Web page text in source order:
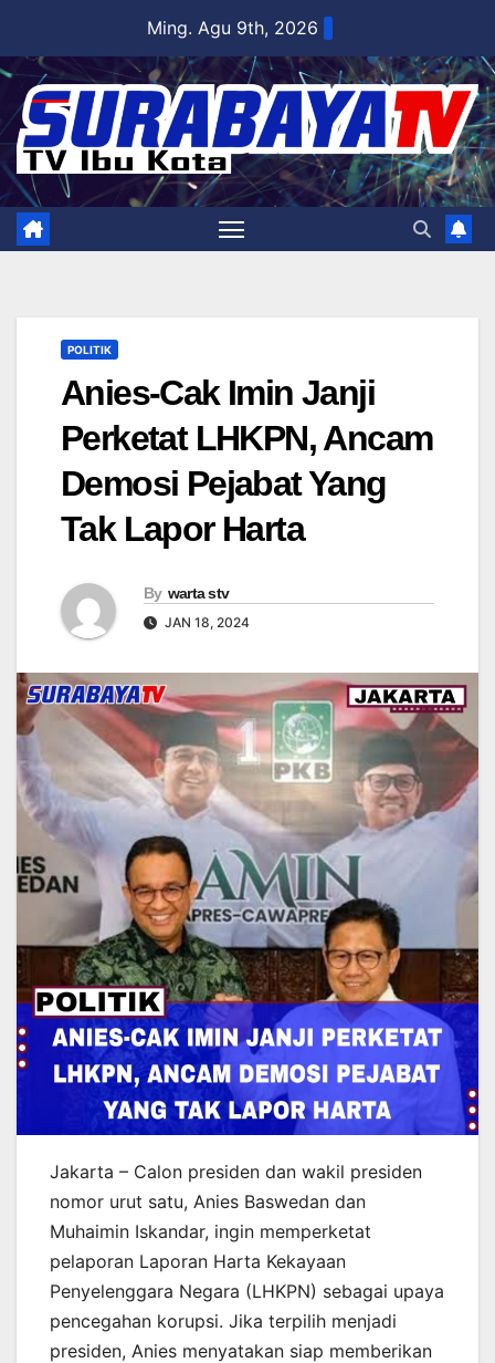
content
Ming. Agu 9th, 2026
POLITIK
Anies-Cak Imin Janji
Perketat LHKPN, Ancam
Demosi Pejabat Yang
Tak Lapor Harta
By warta stv
JAN 18, 2024
Jakarta – Calon presiden dan wakil presiden
nomor urut satu, Anies Baswedan dan
Muhaimin Iskandar, ingin memperketat
pelaporan Laporan Harta Kekayaan
Penyelenggara Negara (LHKPN) sebagai upaya
pencegahan korupsi. Jika terpilih menjadi
presiden, Anies menyatakan siap memberikan